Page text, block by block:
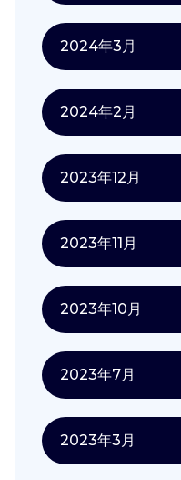
2024年3月
2024年2月
2023年12月
2023年11月
2023年10月
2023年7月
2023年3月